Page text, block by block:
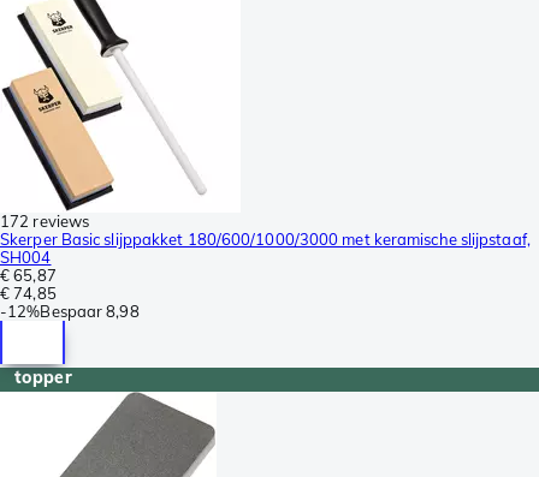
172 reviews
Skerper Basic slijppakket 180/600/1000/3000 met keramische slijpstaaf,
SH004
€ 65,87
€ 74,85
-12%Bespaar 8,98
topper